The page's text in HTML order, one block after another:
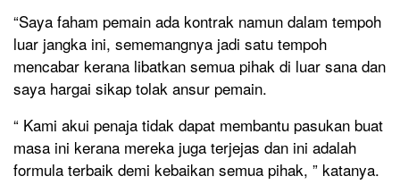
“Saya faham pemain ada kontrak namun dalam tempoh
luar jangka ini, sememangnya jadi satu tempoh
mencabar kerana libatkan semua pihak di luar sana dan
saya hargai sikap tolak ansur pemain.
“ Kami akui penaja tidak dapat membantu pasukan buat
masa ini kerana mereka juga terjejas dan ini adalah
formula terbaik demi kebaikan semua pihak, ” katanya.